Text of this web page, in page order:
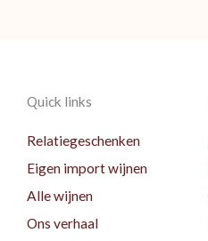
Quick links
Relatiegeschenken
Eigen import wijnen
Alle wijnen
Ons verhaal